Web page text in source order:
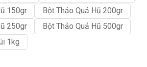
150gr
Bột Thảo Quả Hũ 200gr
250gr
Bột Thảo Quả Hũ 500gr
1kg